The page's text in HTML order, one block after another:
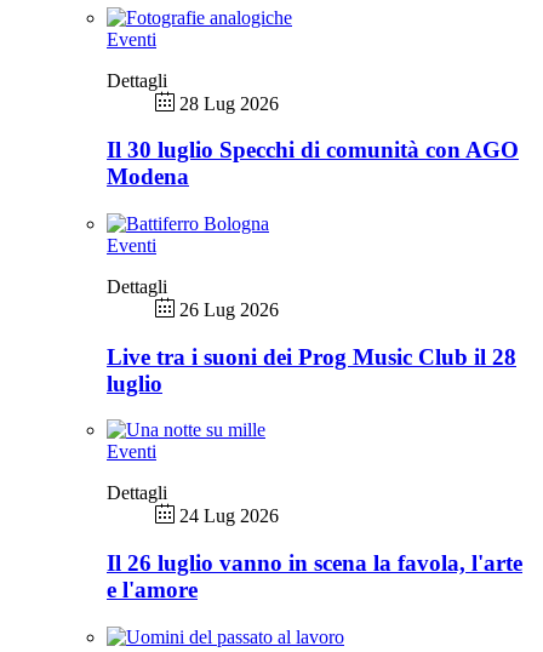
Eventi
Dettagli
28 Lug 2026
Il 30 luglio Specchi di comunità con AGO
Modena
Eventi
Dettagli
26 Lug 2026
Live tra i suoni dei Prog Music Club il 28
luglio
Eventi
Dettagli
24 Lug 2026
Il 26 luglio vanno in scena la favola, l'arte
e l'amore